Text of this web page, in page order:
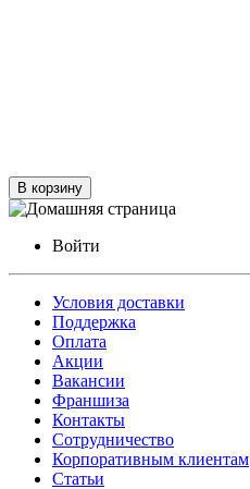
В корзину
Войти
Условия доставки
Поддержка
Оплата
Акции
Вакансии
Франшиза
Контакты
Сотрудничество
Корпоративным клиентам
Статьи